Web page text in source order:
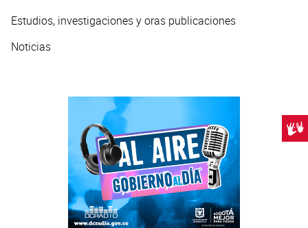
Estudios, investigaciones y oras publicaciones
Noticias